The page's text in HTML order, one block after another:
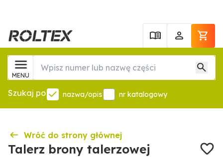
MENU
Szukaj po nazwa/opis nr katalogowy
Wróć do strony głównej
Talerz brony talerzowej